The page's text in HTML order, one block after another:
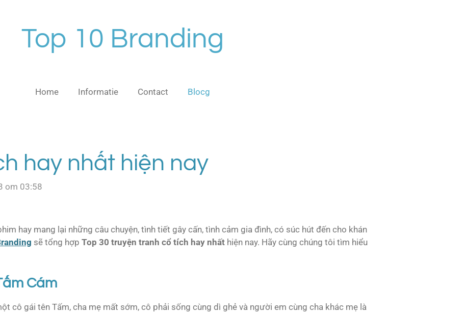
Top 10 Branding
Home Informatie Contact Blocg
hay nhất hiện nay
om 03:58
hay mang lại những câu chuyện, tình tiết gây cấn, tình cảm gia đình, có súc hút đến cho khán
sẽ tổng hợp Top 30 truyện tranh cổ tích hay nhất hiện nay. Hãy cùng chúng tôi tìm hiểu
Cám
cô gái tên Tấm, cha mẹ mất sớm, cô phải sống cùng dì ghẻ và người em cùng cha khác mẹ là